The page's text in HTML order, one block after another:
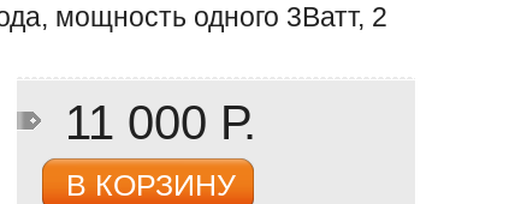
мощность одного 3Ватт, 2
11 000 Р.
В КОРЗИНУ